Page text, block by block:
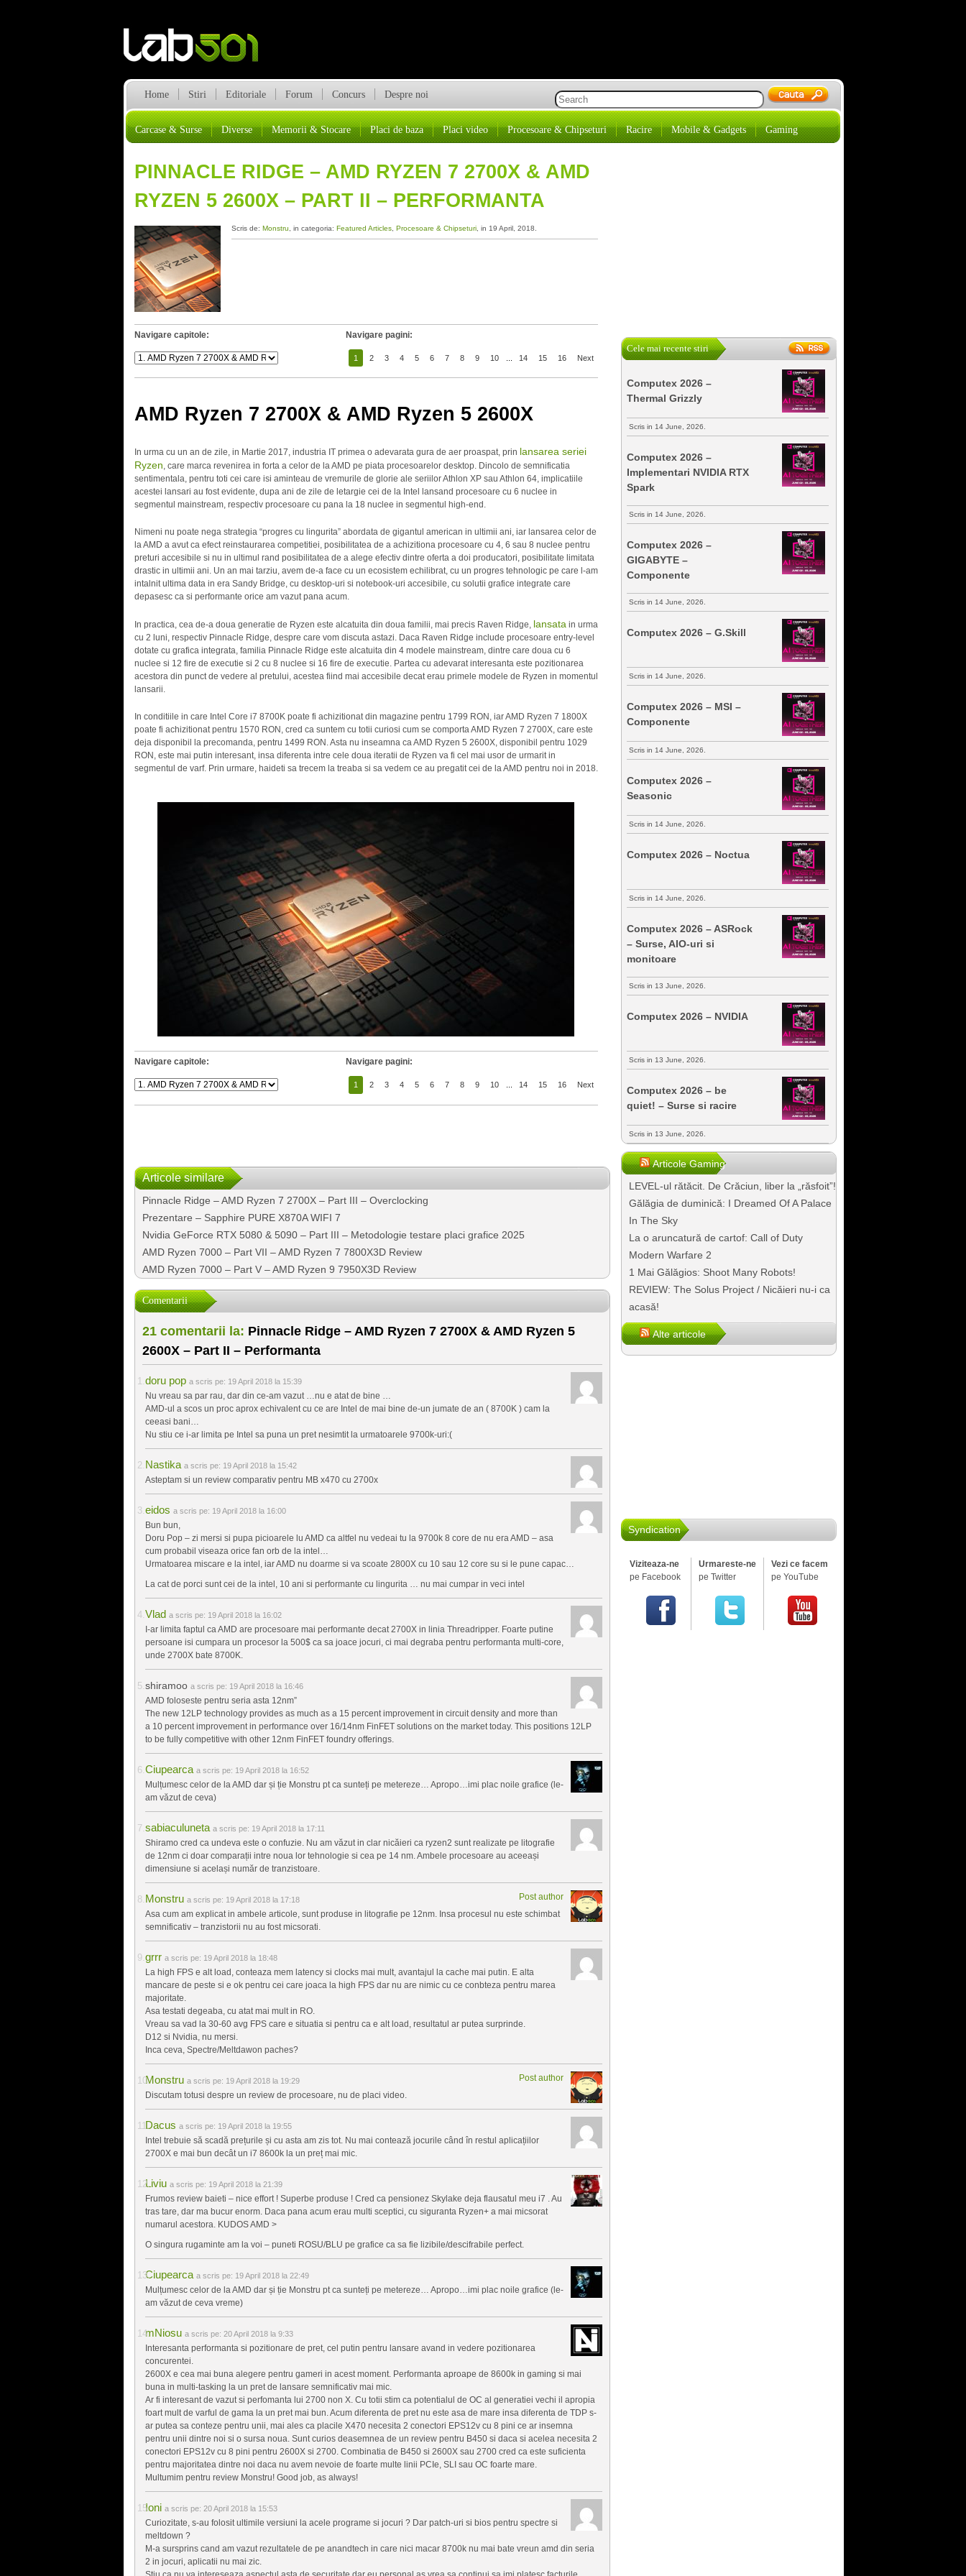
Home Stiri Editoriale Forum Concurs Despre noi
Carcase & Surse Diverse Memorii & Stocare Placi de baza Placi video Procesoare & Chipseturi Racire Mobile & Gadgets Gaming
PINNACLE RIDGE – AMD RYZEN 7 2700X & AMD
RYZEN 5 2600X – PART II – PERFORMANTA
Scris de: Monstru , in categoria: Featured Articles, Procesoare & Chipseturi, in 19 April, 2018.
Navigare capitole: Navigare pagini:
1 2 3 4 5 6 7 8 9 10 14 15 16 Next
AMD Ryzen 7 2700X & AMD Ryzen 5 2600X
In urma cu un an de zile, in Martie 2017, industria IT primea o adevarata gura de aer proaspat, prin lansarea seriei
Ryzen, care marca revenirea in forta a celor de la AMD pe piata procesoarelor desktop. Dincolo de semnificatia
sentimentala, pentru toti cei care isi aminteau de vremurile de glorie ale seriilor Athlon XP sau Athlon 64, implicatiile
acestei lansari au fost evidente, dupa ani de zile de letargie cei de la Intel lansand procesoare cu 6 nuclee in
segmentul mainstream, respectiv procesoare cu pana la 18 nuclee in segmentul high-end.
Nimeni nu poate nega strategia “progres cu lingurita” abordata de gigantul american in ultimii ani, iar lansarea celor de
la AMD a avut ca efect reinstaurarea competitiei, posibilitatea de a achizitiona procesoare cu 4, 6 sau 8 nuclee pentru
preturi accesibile si nu in ultimul rand posibilitatea de a alege efectiv dintre oferta a doi producatori, posibilitate limitata
drastic in ultimii ani. Un an mai tarziu, avem de-a face cu un ecosistem echilibrat, cu un progres tehnologic pe care l-am
intalnit ultima data in era Sandy Bridge, cu desktop-uri si notebook-uri accesibile, cu solutii grafice integrate care
depasesc ca si performante orice am vazut pana acum.
In practica, cea de-a doua generatie de Ryzen este alcatuita din doua familii, mai precis Raven Ridge, lansatain urma
cu 2 luni, respectiv Pinnacle Ridge, despre care vom discuta astazi. Daca Raven Ridge include procesoare entry-level
dotate cu grafica integrata, familia Pinnacle Ridge este alcatuita din 4 modele mainstream, dintre care doua cu 6
nuclee si 12 fire de executie si 2 cu 8 nuclee si 16 fire de executie. Partea cu adevarat interesanta este pozitionarea
acestora din punct de vedere al pretului, acestea fiind mai accesibile decat erau primele modele de Ryzen in momentul
lansarii.
In conditiile in care Intel Core i7 8700K poate fi achizitionat din magazine pentru 1799 RON, iar AMD Ryzen 7 1800X
poate fi achizitionat pentru 1570 RON, cred ca suntem cu totii curiosi cum se comporta AMD Ryzen 7 2700X, care este
deja disponibil la precomanda, pentru 1499 RON. Asta nu inseamna ca AMD Ryzen 5 2600X, disponibil pentru 1029
RON, este mai putin interesant, insa diferenta intre cele doua iteratii de Ryzen va fi cel mai usor de urmarit in
segmentul de varf. Prin urmare, haideti sa trecem la treaba si sa vedem ce au pregatit cei de la AMD pentru noi in 2018.
Navigare capitole: Navigare pagini:
1 2 3 4 5 6 7 8 9 10 14 15 16 Next
Articole similare
Pinnacle Ridge – AMD Ryzen 7 2700X – Part III – Overclocking
Prezentare – Sapphire PURE X870A WIFI 7
Nvidia GeForce RTX 5080 & 5090 – Part III – Metodologie testare placi grafice 2025
AMD Ryzen 7000 – Part VII – AMD Ryzen 7 7800X3D Review
AMD Ryzen 7000 – Part V – AMD Ryzen 9 7950X3D Review
Comentarii
21 comentarii la: Pinnacle Ridge – AMD Ryzen 7 2700X & AMD Ryzen 5
2600X – Part II – Performanta
doru pop a scris pe: 19 April 2018 la 15:39
Nu vreau sa par rau, dar din ce-am vazut …nu e atat de bine …
AMD-ul a scos un proc aprox echivalent cu ce are Intel de mai bine de-un jumate de an ( 8700K ) cam la
ceeasi bani…
Nu stiu ce i-ar limita pe Intel sa puna un pret nesimtit la urmatoarele 9700k-uri:(
Nastika a scris pe: 19 April 2018 la 15:42
Asteptam si un review comparativ pentru MB x470 cu 2700x
eidos a scris pe: 19 April 2018 la 16:00
Bun bun,
Doru Pop – zi mersi si pupa picioarele lu AMD ca altfel nu vedeai tu la 9700k 8 core de nu era AMD – asa
cum probabil viseaza orice fan orb de la intel…
Urmatoarea miscare e la intel, iar AMD nu doarme si va scoate 2800X cu 10 sau 12 core su si le pune capac…
La cat de porci sunt cei de la intel, 10 ani si performante cu lingurita … nu mai cumpar in veci intel
Vlad a scris pe: 19 April 2018 la 16:02
I-ar limita faptul ca AMD are procesoare mai performante decat 2700X in linia Threadripper. Foarte putine
persoane isi cumpara un procesor la 500$ ca sa joace jocuri, ci mai degraba pentru performanta multi-core,
unde 2700X bate 8700K.
shiramoo a scris pe: 19 April 2018 la 16:46
AMD foloseste pentru seria asta 12nm”
The new 12LP technology provides as much as a 15 percent improvement in circuit density and more than
a 10 percent improvement in performance over 16/14nm FinFET solutions on the market today. This positions 12LP
to be fully competitive with other 12nm FinFET foundry offerings.
Ciupearca a scris pe: 19 April 2018 la 16:52
Mulțumesc celor de la AMD dar și ție Monstru pt ca sunteți pe metereze… Apropo…imi plac noile grafice (le-
am văzut de ceva)
sabiaculuneta a scris pe: 19 April 2018 la 17:11
Shiramo cred ca undeva este o confuzie. Nu am văzut in clar nicăieri ca ryzen2 sunt realizate pe litografie
de 12nm ci doar comparații intre noua lor tehnologie si cea pe 14 nm. Ambele procesoare au aceeași
dimensiune si același număr de tranzistoare.
Monstru Post author
a scris pe: 19 April 2018 la 17:18
Asa cum am explicat in ambele articole, sunt produse in litografie pe 12nm. Insa procesul nu este schimbat
semnificativ – tranzistorii nu au fost micsorati.
grrr a scris pe: 19 April 2018 la 18:48
La high FPS e alt load, conteaza mem latency si clocks mai mult, avantajul la cache mai putin. E alta
mancare de peste si e ok pentru cei care joaca la high FPS dar nu are nimic cu ce conbteza pentru marea
majoritate.
Asa testati degeaba, cu atat mai mult in RO.
Vreau sa vad la 30-60 avg FPS care e situatia si pentru ca e alt load, resultatul ar putea surprinde.
D12 si Nvidia, nu mersi.
Inca ceva, Spectre/Meltdawon paches?
Monstru Post author
a scris pe: 19 April 2018 la 19:29
Discutam totusi despre un review de procesoare, nu de placi video.
Dacus a scris pe: 19 April 2018 la 19:55
Intel trebuie să scadă prețurile și cu asta am zis tot. Nu mai contează jocurile când în restul aplicațiilor
2700X e mai bun decât un i7 8600k la un preț mai mic.
Liviu a scris pe: 19 April 2018 la 21:39
Frumos review baieti – nice effort ! Superbe produse ! Cred ca pensionez Skylake deja flausatul meu i7 . Au
tras tare, dar ma bucur enorm. Daca pana acum erau multi sceptici, cu siguranta Ryzen+ a mai micsorat
numarul acestora. KUDOS AMD >
O singura rugaminte am la voi – puneti ROSU/BLU pe grafice ca sa fie lizibile/descifrabile perfect.
Ciupearca a scris pe: 19 April 2018 la 22:49
Mulțumesc celor de la AMD dar și ție Monstru pt ca sunteți pe metereze… Apropo…imi plac noile grafice (le-
am văzut de ceva vreme)
mNiosu a scris pe: 20 April 2018 la 9:33
Interesanta performanta si pozitionare de pret, cel putin pentru lansare avand in vedere pozitionarea
concurentei.
2600X e cea mai buna alegere pentru gameri in acest moment. Performanta aproape de 8600k in gaming si mai
buna in multi-tasking la un pret de lansare semnificativ mai mic.
Ar fi interesant de vazut si perfomanta lui 2700 non X. Cu totii stim ca potentialul de OC al generatiei vechi il apropia
foart mult de varful de gama la un pret mai bun. Acum diferenta de pret nu este asa de mare insa diferenta de TDP s-
ar putea sa conteze pentru unii, mai ales ca placile X470 necesita 2 conectori EPS12v cu 8 pini ce ar insemna
pentru unii dintre noi si o sursa noua. Sunt curios deasemnea de un review pentru B450 si daca si acelea necesita 2
conectori EPS12v cu 8 pini pentru 2600X si 2700. Combinatia de B450 si 2600X sau 2700 cred ca este suficienta
pentru majoritatea dintre noi daca nu avem nevoie de foarte multe linii PCIe, SLI sau OC foarte mare.
Multumim pentru review Monstru! Good job, as always!
Ioni a scris pe: 20 April 2018 la 15:53
Curiozitate, s-au folosit ultimile versiuni la acele programe si jocuri ? Dar patch-uri si bios pentru spectre si
meltdown ?
M-a sursprins cand am vazut rezultatele de pe anandtech in care nici macar 8700k nu mai bate vreun amd din seria
2 in jocuri, aplicatii nu mai zic.
Cele mai recente stiri
Computex 2026 –
Thermal Grizzly
Scris in 14 June, 2026.
Computex 2026 –
Implementari NVIDIA RTX
Spark
Scris in 14 June, 2026.
Computex 2026 –
GIGABYTE –
Componente
Scris in 14 June, 2026.
Computex 2026 – G.Skill
Scris in 14 June, 2026.
Computex 2026 – MSI –
Componente
Scris in 14 June, 2026.
Computex 2026 –
Seasonic
Scris in 14 June, 2026.
Computex 2026 – Noctua
Scris in 14 June, 2026.
Computex 2026 – ASRock
– Surse, AIO-uri si
monitoare
Scris in 13 June, 2026.
Computex 2026 – NVIDIA
Scris in 13 June, 2026.
Computex 2026 – be
quiet! – Surse si racire
Scris in 13 June, 2026.
Articole Gaming
LEVEL-ul rătăcit. De Crăciun, liber la „răsfoit”!
Gălăgia de duminică: I Dreamed Of A Palace
In The Sky
La o aruncatură de cartof: Call of Duty
Modern Warfare 2
1 Mai Gălăgios: Shoot Many Robots!
REVIEW: The Solus Project / Nicăieri nu-i ca
acasă!
Alte articole
Syndication
Viziteaza-ne
pe Facebook
Urmareste-ne
pe Twitter
Vezi ce facem
pe YouTube